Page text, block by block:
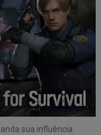
sua influência